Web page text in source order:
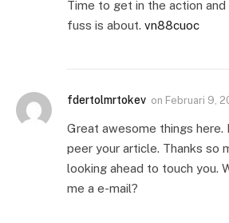
Time to get in the action
fuss is about. vn88cuoc
fdertolmrtokev on Februari 9,
Great awesome things here.
peer your article. Thanks so
looking ahead to touch you.
me a e-mail?